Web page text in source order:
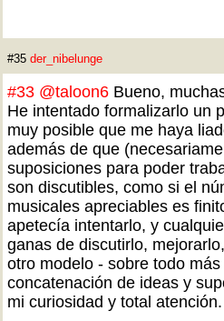
#35 der_nibelunge
#33 @taloon6 Bueno,
He intentado formalizarlo un
muy posible que me haya
además de que
suposiciones para poder
son discutibles, como si el
musicales apreciables es
apetecía intentarlo, y
ganas de discutirlo,
otro modelo - sobre todo
concatenación de ideas y
mi curiosidad y total